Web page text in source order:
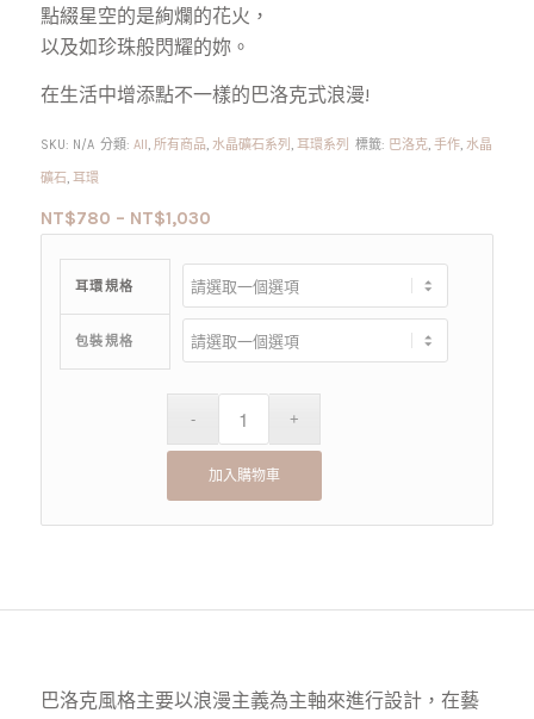
點綴星空的是絢爛的花火，
以及如珍珠般閃耀的妳。
在生活中增添點不一樣的巴洛克式浪漫!
SKU: N/A 分類: All 所有商品 水晶礦石系列 耳環系列 標籤: 巴洛克, 手作, 水晶
礦石 耳環
NT$780 – NT$1,030
耳環規格
包裝規格
加入購物車
巴洛克風格主要以浪漫主義為主軸來進行設計，在藝